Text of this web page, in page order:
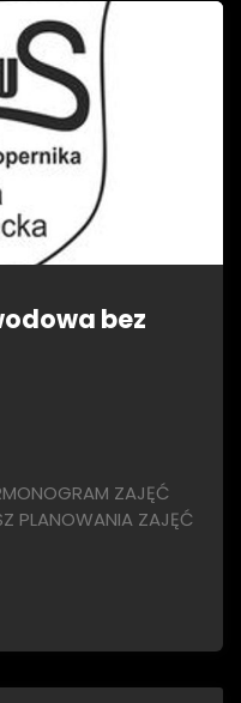
bez
ZAJĘĆ
PLANOWANIA ZAJĘĆ